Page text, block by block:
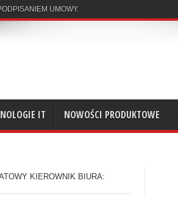
UMOWY.
IT NOWOŚCI PRODUKTOWE
KIEROWNIK BIURA: